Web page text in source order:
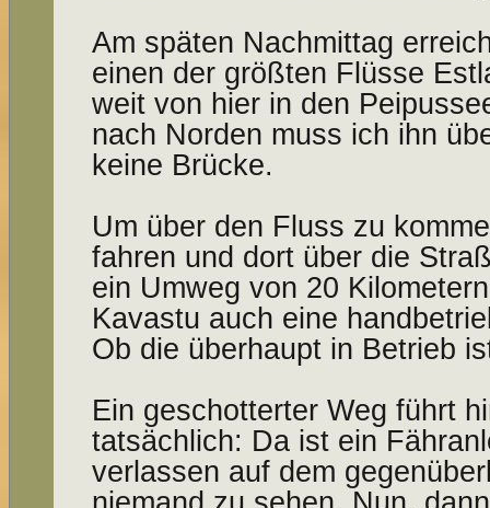
Am späten Nachmittag
einen der größten Flüsse
weit von hier in den
nach Norden muss ich ihn
keine Brücke.
Um über den Fluss zu
fahren und dort über die
ein Umweg von 20
Kavastu auch eine
Ob die überhaupt in Betrieb
Ein geschotterter Weg führt
tatsächlich: Da ist ein
verlassen auf dem